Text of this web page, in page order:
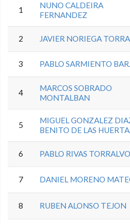
1
NUNO CALDEIRA
FERNANDEZ
2 JAVIER NORIEGA
3 PABLO SARMIENTO
4
MARCOS SOBRADO
MONTALBAN
5
MIGUEL GONZALEZ
BENITO DE LAS
6 PABLO RIVAS TORRALVO
7 DANIEL MORENO
8 RUBEN ALONSO TEJON